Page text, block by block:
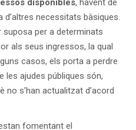
disponibles, havent de
necessitats bàsiques.
suposa per a determinats
als seus ingressos, la qual
casos, els porta a perdre
les ajudes públiques són,
no s’han actualitzat d’acord
fomentant el